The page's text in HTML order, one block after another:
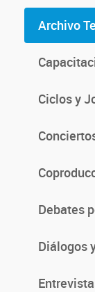
Archivo
Ciclos y
Debates
Diálogos